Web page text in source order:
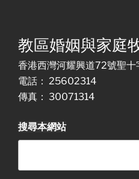
教區婚姻與家庭
香港西灣河耀興道72號聖十
電話： 25602314
傳真： 30071314
搜尋本網站